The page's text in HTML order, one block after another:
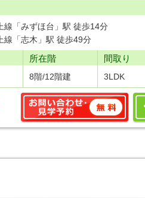
線「みずほ台」駅 徒歩14分
線「志木」駅 徒歩49分
所在階
8階/12階建
間取り
3LDK